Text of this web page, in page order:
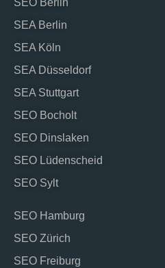
SEO Berlin
SEA Berlin
SEA Köln
SEA Düsseldorf
SEA Stuttgart
SEO Bocholt
SEO Dinslaken
SEO Lüdenscheid
SEO Sylt
SEO Hamburg
SEO Zürich
SEO Freiburg